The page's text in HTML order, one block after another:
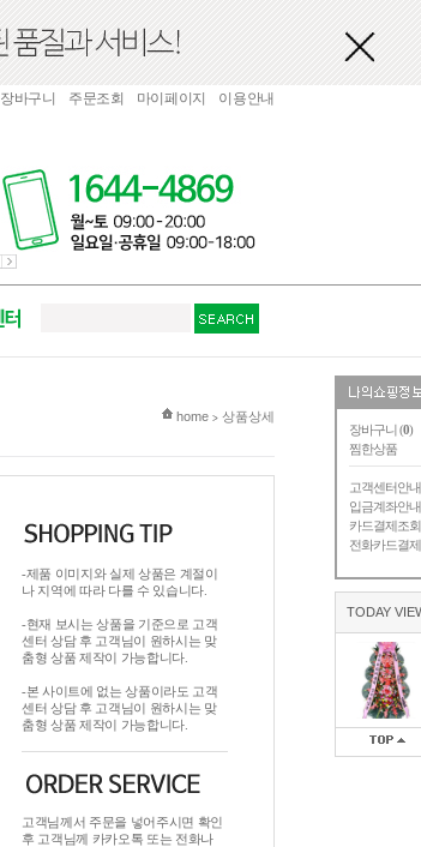
장바구니 (0)
찜한상품
고객센터안내
입금계좌안내
카드결제조회
전화카드결제
TODAY
장바구니 주문조회 마이페이지 이용안내
현재 위치
home > 상품상세
-제품 이미지와 실제 상품은 계절이
나 지역에 따라 다를 수 있습니다.
-현재 보시는 상품을 기준으로 고객
센터 상담 후 고객님이 원하시는 맞
춤형 상품 제작이 가능합니다.
-본 사이트에 없는 상품이라도 고객
센터 상담 후 고객님이 원하시는 맞
춤형 상품 제작이 가능합니다.
고객님께서 주문을 넣어주시면 확인
후 고객님께 카카오톡 또는 전화나